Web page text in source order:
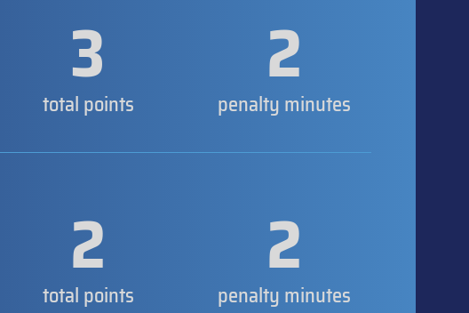
3
total points 2
penalty minutes
2
total points 2
penalty minutes